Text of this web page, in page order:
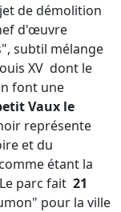
de démolition
d'œuvre
subtil mélange
XV dont le
font une
Vaux le
représente
et du
étant la
parc fait 21
pour la ville